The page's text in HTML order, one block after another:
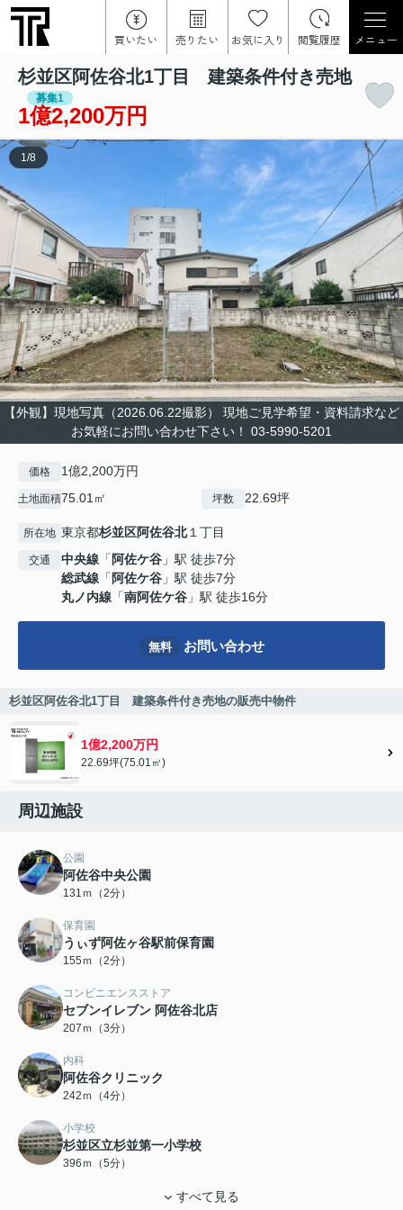
買いたい 売りたい お気に入り 閲覧履歴 メニュー
杉並区阿佐谷北1丁目 建築条件付き売地
募集1
1億2,200万円
【外観】現地写真（2026.06.22撮影） 現地ご見学希望・資料請求など
お気軽にお問い合わせ下さい！ 03-5990-5201
1 /8
価格 1億2,200万円
土地面積75.01㎡ 坪数 22.69坪
所在地 東京都杉並区阿佐谷北１丁目
交通 中央線 「 阿佐ケ谷 」駅 徒歩7分
総武線 「 阿佐ケ谷 」駅 徒歩7分
丸ノ内線 「南阿佐ケ谷 」駅 徒歩16分
無料 お問い合わせ
杉並区阿佐谷北1丁目 建築条件付き売地の販売中物件
1億2,200万円
22.69坪(75.01㎡)
周辺施設
公園
阿佐谷中央公園
131ｍ（2分）
保育園
うぃず阿佐ヶ谷駅前保育園
155ｍ（2分）
コンビニエンスストア
セブンイレブン 阿佐谷北店
207ｍ（3分）
内科
阿佐谷クリニック
242ｍ（4分）
小学校
杉並区立杉並第一小学校
396ｍ（5分）
すべて見る